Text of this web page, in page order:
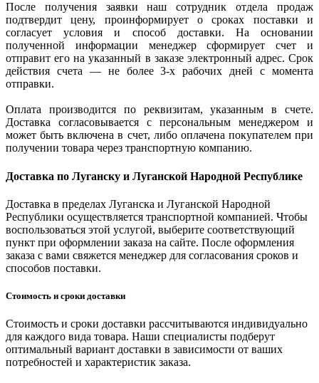
После получения заявки наш сотрудник отдела продаж
подтвердит цену, проинформирует о сроках поставки и
согласует условия и способ доставки. На основании
полученной информации менеджер сформирует счет и
отправит его на указанный в заказе электронный адрес. Срок
действия счета — не более 3-х рабочих дней с момента
отправки.
Оплата производится по реквизитам, указанным в счете.
Доставка согласовывается с персональным менеджером и
может быть включена в счет, либо оплачена покупателем при
получении товара через транспортную компанию.
Доставка по Луганску и Луганской Народной Республике
Доставка в пределах Луганска и Луганской Народной
Республики осуществляется транспортной компанией. Чтобы
воспользоваться этой услугой, выберите соответствующий
пункт при оформлении заказа на сайте. После оформления
заказа с вами свяжется менеджер для согласования сроков и
способов поставки.
Стоимость и сроки доставки
Стоимость и сроки доставки рассчитываются индивидуально
для каждого вида товара. Наши специалисты подберут
оптимальный вариант доставки в зависимости от ваших
потребностей и характеристик заказа.